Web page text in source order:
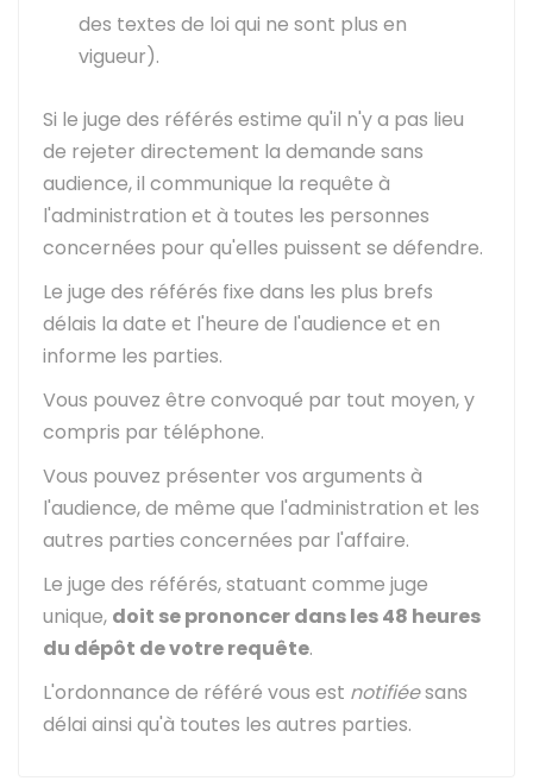
des textes de loi qui ne sont plus en
vigueur).
Si le juge des référés estime qu'il n'y a pas lieu
de rejeter directement la demande sans
audience, il communique la requête à
l'administration et à toutes les personnes
concernées pour qu'elles puissent se défendre.
Le juge des référés fixe dans les plus brefs
délais la date et l'heure de l'audience et en
informe les parties.
Vous pouvez être convoqué par tout moyen, y
compris par téléphone.
Vous pouvez présenter vos arguments à
l'audience, de même que l'administration et les
autres parties concernées par l'affaire.
Le juge des référés, statuant comme juge
unique, doit se prononcer dans les 48 heures
du dépôt de votre requête.
L'ordonnance de référé vous est notifiéesans
délai ainsi qu'à toutes les autres parties.